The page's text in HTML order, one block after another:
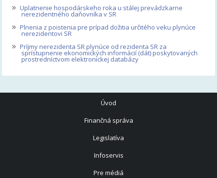
» Uplatnenie hospodárskeho roka u stálej prevádzkarne
nerezidentného daňovníka v SR
» Plnenia z poistenia pre prípad dožitia určitého veku plynúce
nerezidentovi SR
» Príjmy nerezidenta SR plynúce od rezidenta SR za
sprístupnenie ekonomických informácií (dát) poskytovaných
prostredníctvom elektronickej databázy
Úvod
Finančná správa
Legislatíva
Infoservis
Pre médiá